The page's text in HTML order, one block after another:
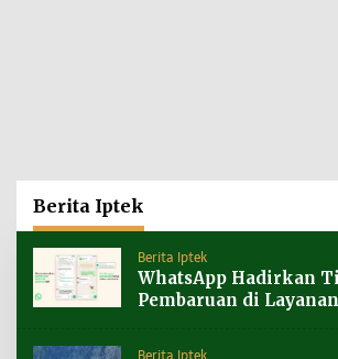
Berita Iptek
Berita Iptek
WhatsApp Hadirkan
Pembaruan di
Berita Iptek